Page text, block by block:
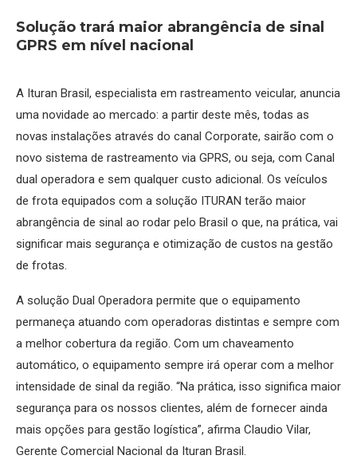
Solução trará maior abrangência de sinal
GPRS em nível nacional
A Ituran Brasil, especialista em rastreamento veicular, anuncia
uma novidade ao mercado: a partir deste mês, todas as
novas instalações através do canal Corporate, sairão com o
novo sistema de rastreamento via GPRS, ou seja, com Canal
dual operadora e sem qualquer custo adicional. Os veículos
de frota equipados com a solução ITURAN terão maior
abrangência de sinal ao rodar pelo Brasil o que, na prática, vai
significar mais segurança e otimização de custos na gestão
de frotas.
A solução Dual Operadora permite que o equipamento
permaneça atuando com operadoras distintas e sempre com
a melhor cobertura da região. Com um chaveamento
automático, o equipamento sempre irá operar com a melhor
intensidade de sinal da região. “Na prática, isso significa maior
segurança para os nossos clientes, além de fornecer ainda
mais opções para gestão logística”, afirma Claudio Vilar,
Gerente Comercial Nacional da Ituran Brasil.